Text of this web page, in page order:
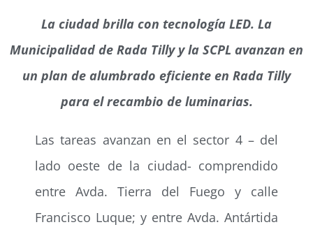
La ciudad brilla con tecnología LED. La
Municipalidad de Rada Tilly y la SCPL avanzan en
un plan de alumbrado eficiente en Rada Tilly
para el recambio de luminarias.
Las tareas avanzan en el sector 4 – del
lado oeste de la ciudad- comprendido
entre Avda. Tierra del Fuego y calle
Francisco Luque; y entre Avda. Antártida